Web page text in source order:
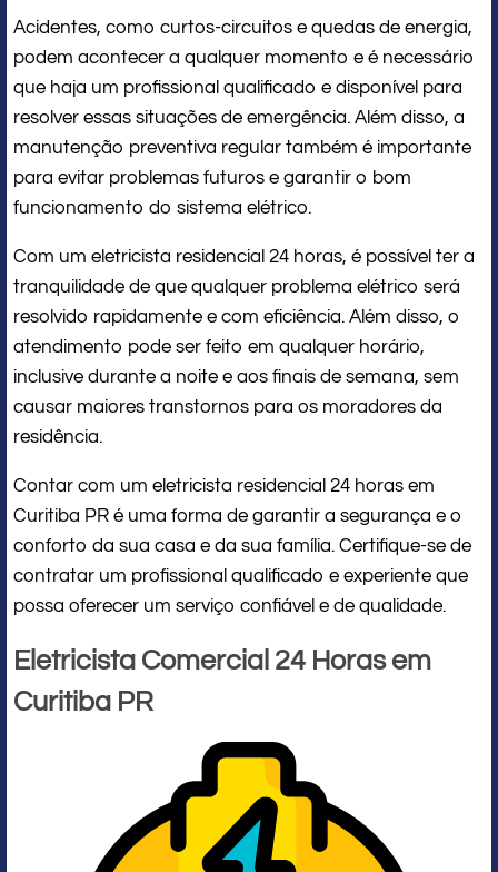
Acidentes, como curtos-circuitos e quedas de energia,
podem acontecer a qualquer momento e é necessário
que haja um profissional qualificado e disponível para
resolver essas situações de emergência. Além disso, a
manutenção preventiva regular também é importante
para evitar problemas futuros e garantir o bom
funcionamento do sistema elétrico.
Com um eletricista residencial 24 horas, é possível ter a
tranquilidade de que qualquer problema elétrico será
resolvido rapidamente e com eficiência. Além disso, o
atendimento pode ser feito em qualquer horário,
inclusive durante a noite e aos finais de semana, sem
causar maiores transtornos para os moradores da
residência.
Contar com um eletricista residencial 24 horas em
Curitiba PR é uma forma de garantir a segurança e o
conforto da sua casa e da sua família. Certifique-se de
contratar um profissional qualificado e experiente que
possa oferecer um serviço confiável e de qualidade.
Eletricista Comercial 24 Horas em
Curitiba PR